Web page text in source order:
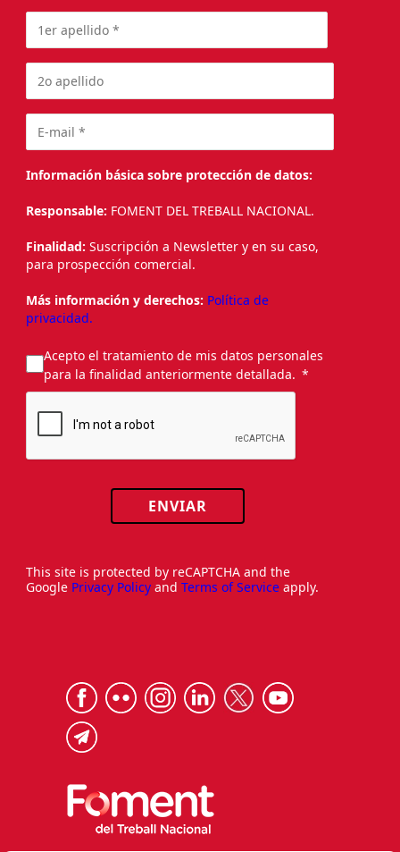
Información básica sobre protección de datos:
Responsable: FOMENT DEL TREBALL NACIONAL.
Finalidad: Suscripción a Newsletter y en su caso,
para prospección comercial.
Más información y derechos: Política de
privacidad.
Acepto el tratamiento de mis datos personales
para la finalidad anteriormente detallada.
ENVIAR
This site is protected by reCAPTCHA and the
Google Privacy Policy and Terms of Service apply.